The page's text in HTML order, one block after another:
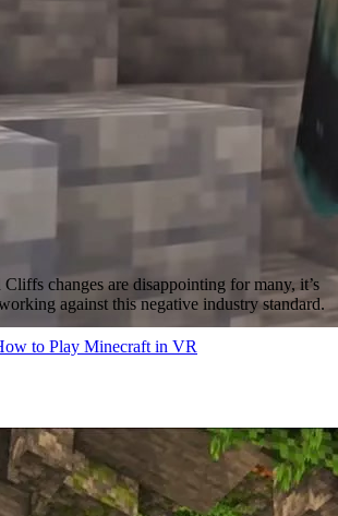
changes are disappointing for many, it’s
against this negative industry standard.
to Play Minecraft in VR
gave some insight into where someCaves
in terms of quality all around.